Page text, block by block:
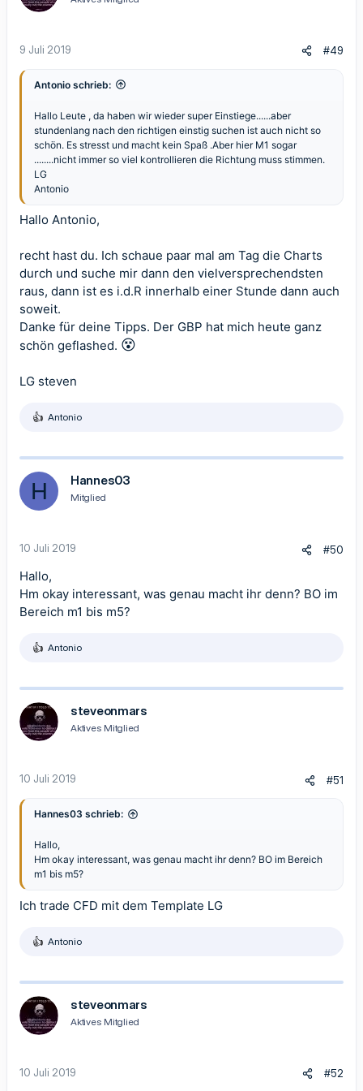
n
:
9 Juli 2019 #49
Antonio schrieb:
Hallo Leute , da haben wir wieder super Einstiege......aber
stundenlang nach den richtigen einstig suchen ist auch nicht so
schön. Es stresst und macht kein Spaß .Aber hier M1 sogar
........nicht immer so viel kontrollieren die Richtung muss stimmen.
LG
Antonio
Hallo Antonio,
recht hast du. Ich schaue paar mal am Tag die Charts
durch und suche mir dann den vielversprechendsten
raus, dann ist es i.d.R innerhalb einer Stunde dann auch
soweit.
Danke für deine Tipps. Der GBP hat mich heute ganz
schön geflashed. 😵
LG steven
R
k
t
i
o
n
Antonio
H Hannes03
Mitglied
10 Juli 2019 #50
Hallo,
Hm okay interessant, was genau macht ihr denn? BO im
Bereich m1 bis m5?
R
k
t
o
n
Antonio
steveonmars
Aktives Mitglied
10 Juli 2019 #51
Hannes03 schrieb:
Hallo,
Hm okay interessant, was genau macht ihr denn? BO im Bereich
m1 bis m5?
Ich trade CFD mit dem Template LG
R
k
t
o
n
Antonio
steveonmars
Aktives Mitglied
10 Juli 2019 #52